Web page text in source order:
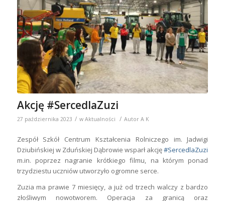
Akcję #SercedlaZuzi
27 października 2023 / w Aktualności / Autor A K
Zespół Szkół Centrum Kształcenia Rolniczego im. Jadwigi
Dziubińskiej w Zduńskiej Dąbrowie wsparł akcję#SercedlaZuzi
m.in. poprzez nagranie krótkiego filmu, na którym ponad
trzydziestu uczniów utworzyło ogromne serce.
Zuzia ma prawie 7 miesięcy, a już od trzech walczy z bardzo
złośliwym nowotworem. Operacja za granicą oraz